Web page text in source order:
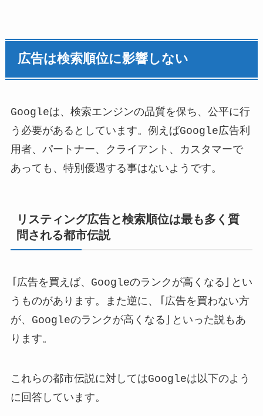
広告は検索順位に影響しない
Googleは、検索エンジンの品質を保ち、公平に行
う必要があるとしています。例えばGoogle広告利
用者、パートナー、クライアント、カスタマーで
あっても、特別優遇する事はないようです。
リスティング広告と検索順位は最も多く質
問される都市伝説
「広告を買えば、Googleのランクが高くなる」とい
うものがあります。また逆に、「広告を買わない方
が、Googleのランクが高くなる」といった説もあ
ります。
これらの都市伝説に対してはGoogleは以下のよう
に回答しています。